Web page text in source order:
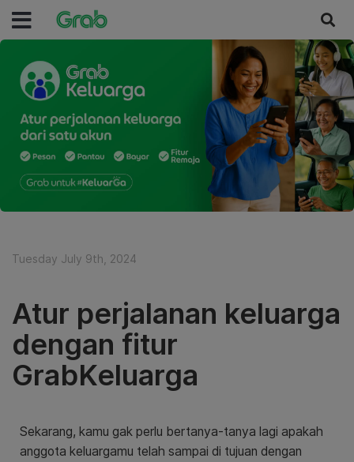
Tuesday July 9th, 2024
Atur perjalanan keluarga
dengan fitur
GrabKeluarga
Sekarang, kamu gak perlu bertanya-tanya lagi apakah
anggota keluargamu telah sampai di tujuan dengan